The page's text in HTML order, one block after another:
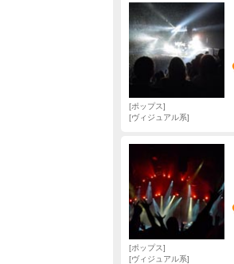
ポップス
ヴィジュアル系
ポップス
ヴィジュアル系